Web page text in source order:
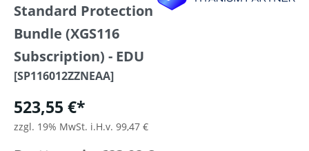
Standard Protection
Bundle (XGS116
Subscription) - EDU
[SP116012ZZNEAA]
523,55 €*
zzgl. 19% MwSt. i.H.v. 99,47 €